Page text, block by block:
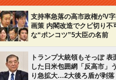
支持率急落の高市政権がV
画策 内閣改造でクビ切り不
な“ポンコツ”5大臣の名前
トランプ大統領もそっぽ 表
した日米包囲網「反高市」
り急拡大…2大後ろ盾が剥落